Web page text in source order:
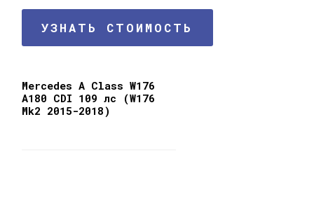
УЗНАТЬ СТОИМОСТЬ
Mercedes A Class W176
A180 CDI 109 лс (W176
Mk2 2015-2018)